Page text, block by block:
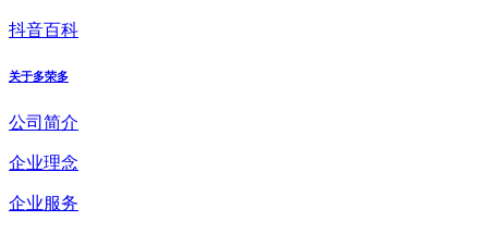
抖音百科
关于多荣多
公司简介
企业理念
企业服务